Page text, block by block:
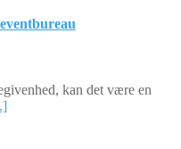
kan det være en